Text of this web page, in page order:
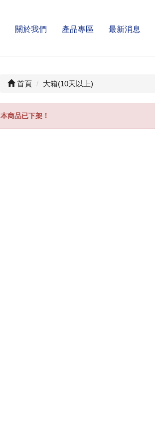
關於我們
About
產品專區
Products
最新消息
News
首頁 大箱(10天以上)
本商品已下架！